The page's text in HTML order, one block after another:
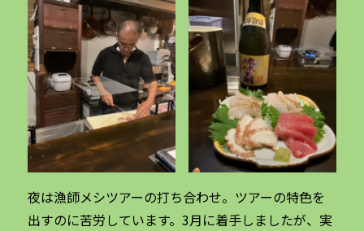
夜は漁師メシツアーの打ち合わせ。ツアーの特色を
出すのに苦労しています。3月に着手しましたが、実